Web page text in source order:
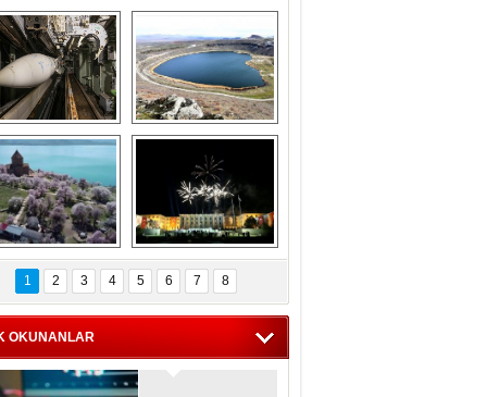
Askeri gemi
terk
gemilerin
etkileyici
görüntüleri
Kapadokya'nın
ilkbaharda bir başka
güzel
kalan
Akdamar Adası
çiçekleri ile
bir güzellik
Haftanın
fotoğrafları
1 2 3 4 5 6 7 8
OKUNANLAR